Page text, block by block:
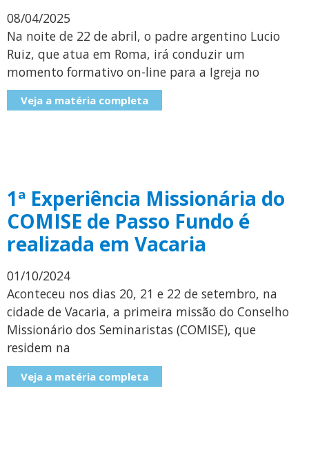
08/04/2025
Na noite de 22 de abril, o padre argentino Lucio
Ruiz, que atua em Roma, irá conduzir um
momento formativo on-line para a Igreja no
Veja a matéria completa
1ª Experiência Missionária do
COMISE de Passo Fundo é
realizada em Vacaria
01/10/2024
Aconteceu nos dias 20, 21 e 22 de setembro, na
cidade de Vacaria, a primeira missão do Conselho
Missionário dos Seminaristas (COMISE), que
residem na
Veja a matéria completa